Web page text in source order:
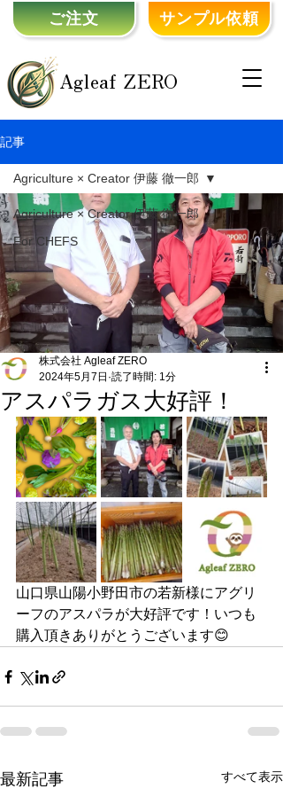
Agleaf ZERO
ご注文 サンプル依頼
記事
Agriculture × Creator 伊藤 徹一郎
For CHEFS
Agriculture × Creator 伊藤 徹一郎
アスパラガス大好評！
株式会社 Agleaf ZERO
2024年5月7日 読了時間: 1分
山口県山陽小野田市の若新様にアグリ
ーフのアスパラが大好評です！いつも
購入頂きありがとうございます😊
最新記事 すべて表示